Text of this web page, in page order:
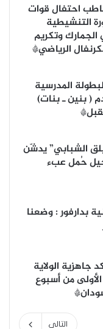
احتفال قوات
التنشيطية
وتكريم
الرياضي*
المدرسية
( بنين ـ بنات)
الشبابي” يدشّن
جيل حُمل عبء
بدارفور : وضعنا
جاهزية الولاية
من أسبوع
التالى